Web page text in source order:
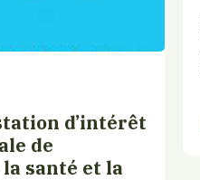
d’intérêt
de
santé et la